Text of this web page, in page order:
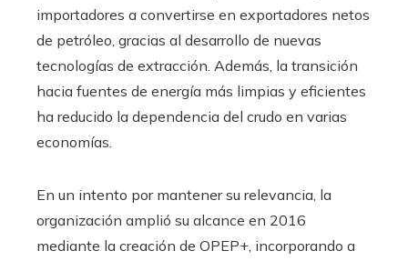
importadores a convertirse en exportadores netos
de petróleo, gracias al desarrollo de nuevas
tecnologías de extracción. Además, la transición
hacia fuentes de energía más limpias y eficientes
ha reducido la dependencia del crudo en varias
economías.
En un intento por mantener su relevancia, la
organización amplió su alcance en 2016
mediante la creación de OPEP+, incorporando a